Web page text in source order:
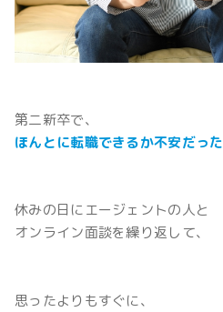
第二新卒で、
ほんとに転職できるか不安だった
休みの日にエージェントの人と
オンライン面談を繰り返して、
思ったよりもすぐに、